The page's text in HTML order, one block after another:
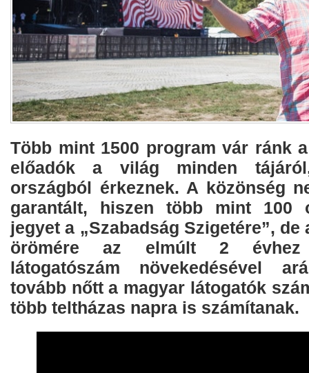
Több mint 1500 program vár ránk
előadók a világ minden
országból érkeznek. A közönség
garantált, hiszen több mint 100
jegyet a „Szabadság Szigetére”,
örömére az elmúlt 2 évhez
látogatószám növekedésével
tovább nőtt a magyar látogatók
több teltházas napra is számítanak.